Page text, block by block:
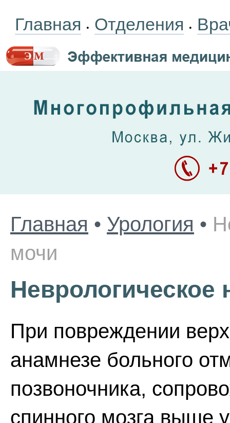
Главная • Отделения •
Главная • Урология •
мочи
При повреждении
анамнезе больного
позвоночника,
спинного мозга выше